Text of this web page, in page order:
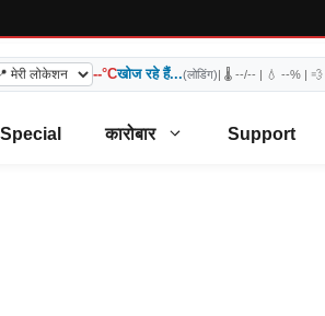
--°Cखोज रहे हैं...(लोडिंग)| 🌡️ --/-- | 💧 --% | 💨
कारोबार Support